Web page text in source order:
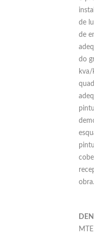
de
de
do
kva/
obra.